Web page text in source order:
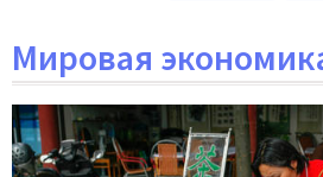
Мировая